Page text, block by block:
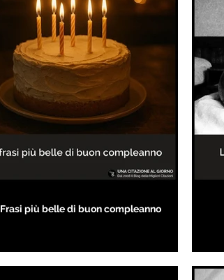
Frasi più belle di buon compleanno